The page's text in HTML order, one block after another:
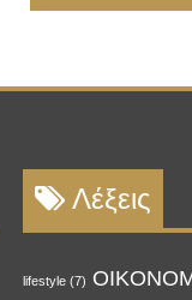
Λέξεις
lifestyle (7)